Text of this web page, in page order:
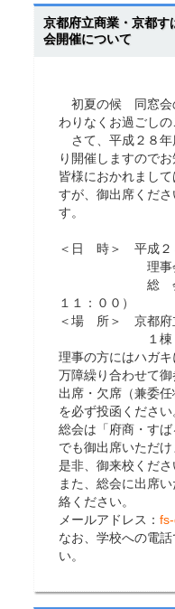
京都府立商業・京都
会開催について
初夏の候 同窓会
わりなくお過ごしの
さて、平成２８年
り開催しますのでお
皆様におかれまし
すが、御出席くだ
す。
＜日 時＞ 平成２
理事会 １
総 会 理事
１１：００）
＜場 所＞ 京都府
１棟 会議
理事の方にはハガキ
万障繰り合わせて御
出席・欠席（兼委
を必ず投函ください
総会は「府商・す
でも御出席いただけ
是非、御来校くださ
また、総会に出席
絡ください。
メールアドレス：
なお、学校への電
い。